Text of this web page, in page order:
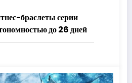
браслеты серии
до 26 дней